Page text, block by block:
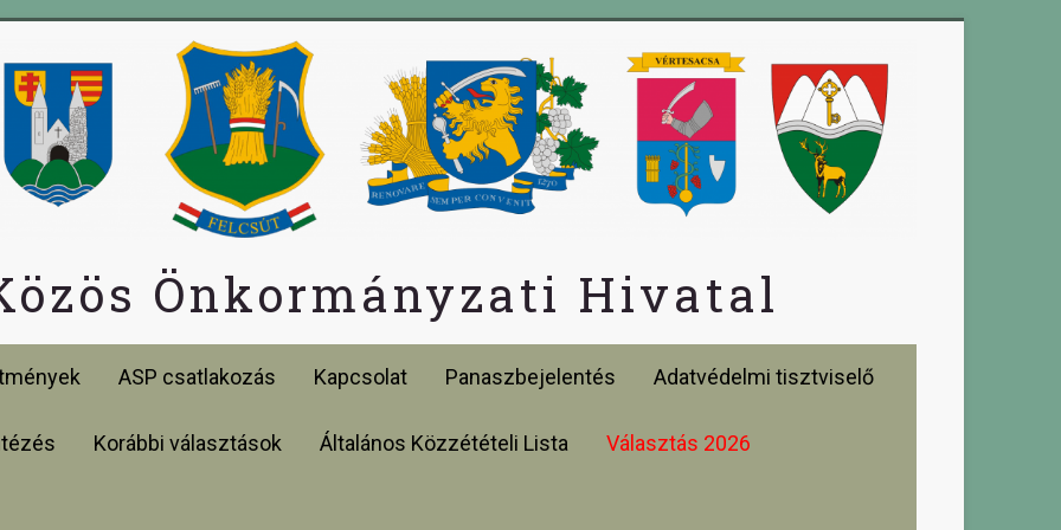
Önkormányzati Hivatal
ASP csatlakozás Kapcsolat Panaszbejelentés Adatvédelmi tisztviselő
Korábbi választások Általános Közzétételi Lista Választás 2026